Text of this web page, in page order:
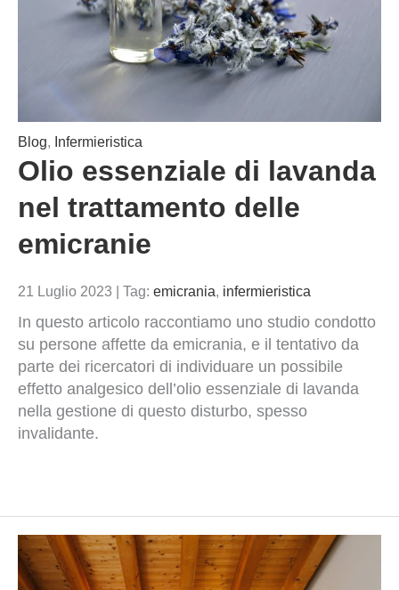
Blog, Infermieristica
Olio essenziale di lavanda
nel trattamento delle
emicranie
21 Luglio 2023 Tag: emicrania, infermieristica
In questo articolo raccontiamo uno studio condotto
su persone affette da emicrania, e il tentativo da
parte dei ricercatori di individuare un possibile
effetto analgesico dell’olio essenziale di lavanda
nella gestione di questo disturbo, spesso
invalidante.